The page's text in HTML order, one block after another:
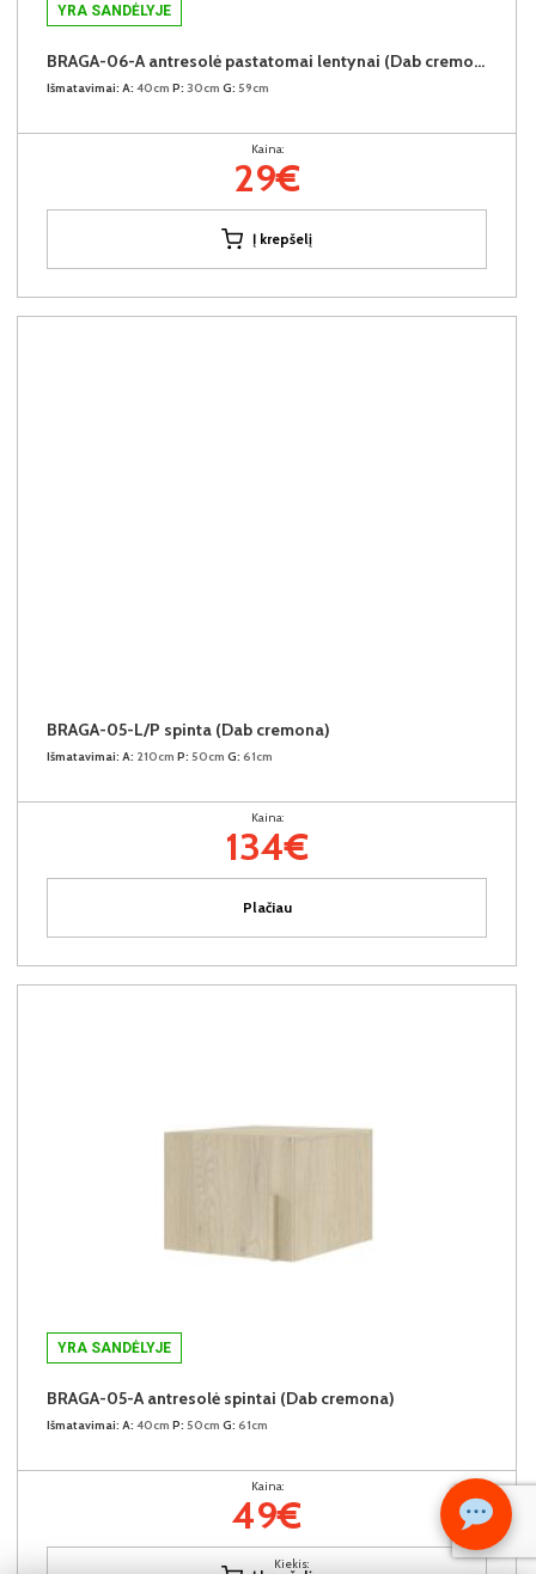
Kiekis:
YRA SANDĖLYJE
BRAGA-06-A antresolė pastatomai lentynai (Dab cremona)
Išmatavimai: A: 40cm P: 30cm G: 59cm
Kaina:
29€
Į krepšelį
BRAGA-05-L/P spinta (Dab cremona)
Išmatavimai: A: 210cm P: 50cm G: 61cm
Kaina:
134€
Plačiau
YRA SANDĖLYJE
BRAGA-05-A antresolė spintai (Dab cremona)
Išmatavimai: A: 40cm P: 50cm G: 61cm
Kaina:
49€